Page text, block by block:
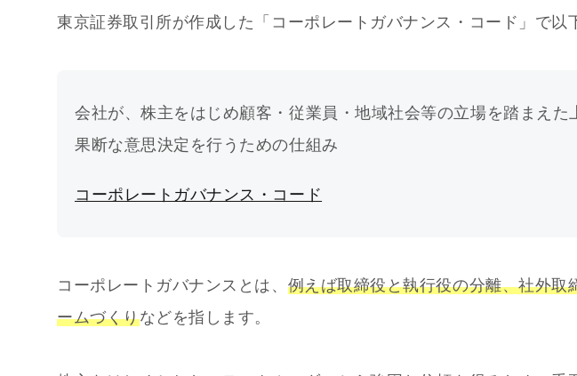
東京証券取引所が作成した「コーポレートガバナンス・コード」で以
会社が、株主をはじめ顧客・従業員・地域社会等の立場を踏まえた
果断な意思決定を行うための仕組み
コーポレートガバナンス・コード
コーポレートガバナンスとは、 例えば取締役と執行役の分離、社外取
ームづくりなどを指します。